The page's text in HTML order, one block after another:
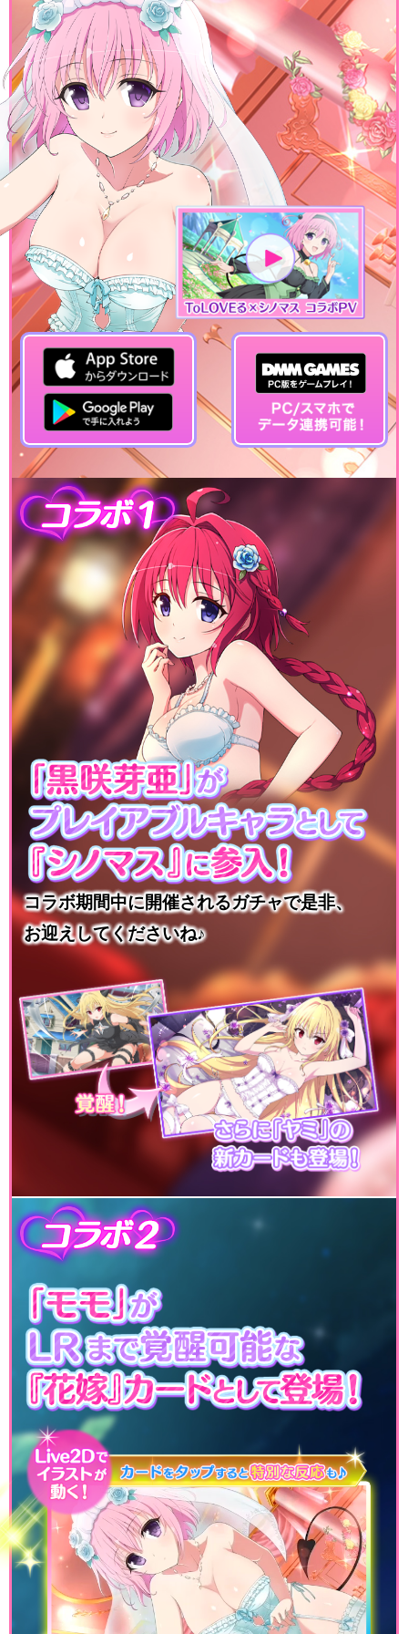
コラボ期間中に開催されるガチャで是非、
お迎えしてくださいね♪